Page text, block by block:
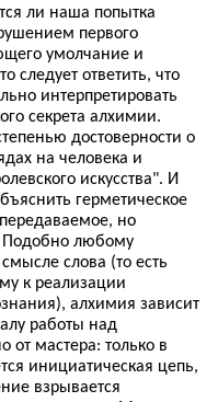
ли наша попытка
первого
умолчание и
следует ответить, что
интерпретировать
секрета алхимии.
достоверности о
на человека и
искусства". И
герметическое
но
Подобно любому
слова (то есть
к реализации
алхимия зависит
работы над
от мастера: только в
инициатическая цепь,
взрывается